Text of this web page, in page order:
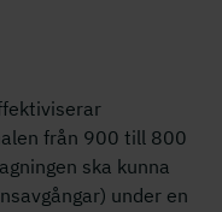
från 900 till 800
ska kunna
under en